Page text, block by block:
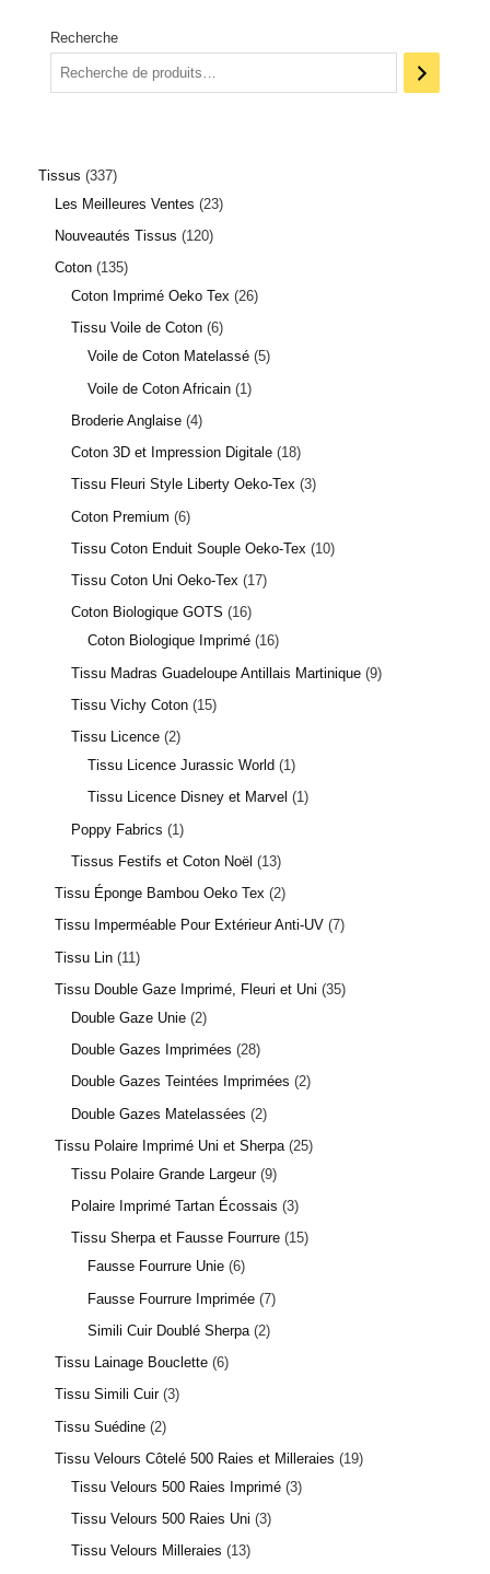
Recherche
Tissus 337
Les Meilleures Ventes
23
Nouveautés Tissus
120
Coton 135
Coton Imprimé Oeko Tex 26
Tissu Voile de Coton 6
Voile de Coton Matelassé 5
Voile de Coton Africain 1
Broderie Anglaise 4
Coton 3D et Impression Digitale 18
Tissu Fleuri Style Liberty Oeko-Tex 3
Coton Premium 6
Tissu Coton Enduit Souple Oeko-Tex
10
Tissu Coton Uni Oeko-Tex
17
Coton Biologique GOTS
16
Coton Biologique Imprimé 16
Tissu Madras Guadeloupe Antillais Martinique 9
Tissu Vichy Coton 15
Tissu Licence 2
Tissu Licence Jurassic World
1
Tissu Licence Disney et Marvel
1
Poppy Fabrics
1
Tissus Festifs et Coton Noël
13
Tissu Éponge Bambou Oeko Tex 2
Tissu Imperméable Pour Extérieur Anti-UV 7
Tissu Lin 11
Tissu Double Gaze Imprimé, Fleuri et Uni 35
Double Gaze Unie 2
Double Gazes Imprimées 28
Double Gazes Teintées Imprimées 2
Double Gazes Matelassées
2
Tissu Polaire Imprimé Uni et Sherpa 25
Tissu Polaire Grande Largeur 9
Polaire Imprimé Tartan Écossais 3
Tissu Sherpa et Fausse Fourrure 15
Fausse Fourrure Unie 6
Fausse Fourrure Imprimée 7
Simili Cuir Doublé Sherpa 2
Tissu Lainage Bouclette 6
Tissu Simili Cuir 3
Tissu Suédine 2
Tissu Velours Côtelé 500 Raies et Milleraies
19
Tissu Velours 500 Raies Imprimé 3
Tissu Velours 500 Raies Uni 3
Tissu Velours Milleraies
13